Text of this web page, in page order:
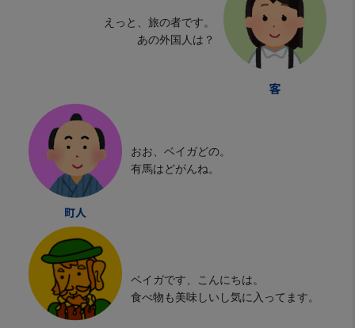
えっと、旅の者です。
あの外国人は？
おお、ベイガどの。
有馬はどがんね。
ベイガです、こんにちは。
食べ物も美味しいし気に入ってます。